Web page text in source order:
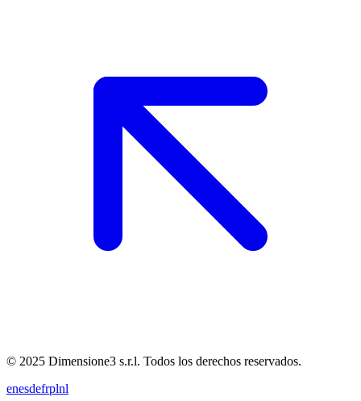
© 2025 Dimensione3 s.r.l. Todos los derechos reservados.
enesdefrplnl